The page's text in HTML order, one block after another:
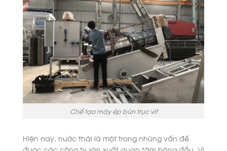
Chế tạo máy ép bùn trục vít
Hiện nay, nước thải là một trong những vấn đề